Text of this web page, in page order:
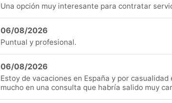
Una opción muy interesante para contratar
06/08/2026
Puntual y profesional.
06/08/2026
Estoy de vacaciones en España y por
mucho en una consulta que habría salido muy